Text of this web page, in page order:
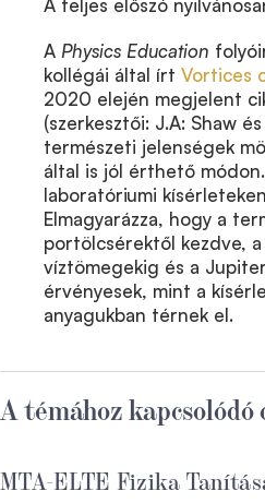
A teljes előszó
A Physics Education
kollégái által írt Vortices
2020 elején megjelent
(szerkesztői: J.A: Shaw
természeti jelenségek
által is jól érthető
laboratóriumi
Elmagyarázza, hogy a
portölcsérektől kezdve,
víztömegekig és a
érvényesek, mint a
anyagukban térnek el.
A témához
MTA-ELTE Fizika